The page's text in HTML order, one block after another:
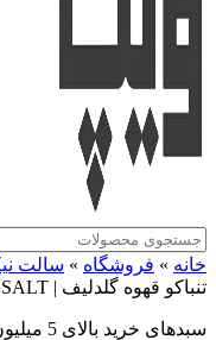
خانه » فروشگاه » سالت
تنباکو قهوه گلدلیف | GOLD LEAF EMERICANO SALT
سبدهای